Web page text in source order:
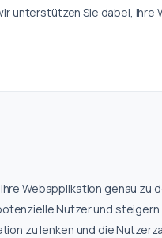
unterstützen Sie dabei, Ihre
Webapplikation genau zu
Nutzer und steigern
zu lenken und die